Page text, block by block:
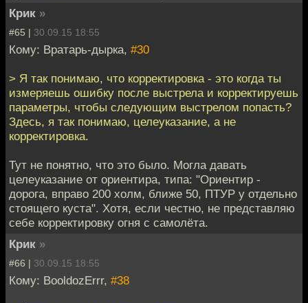
Крик »
#65 | 30.09.15 18:55
Кому: Вратарь-дырка, #30
> Я так понимаю, что корректировка - это когда ты
измеряешь ошибку после выстрела и корректируешь
параметры, чтобы следующим выстрелом попасть?
Здесь, я так понимаю, целеуказание, а не
корректировка.
Тут не понятно, что это было. Могла давать
целеуказание от ориентира, типа: "Ориентир -
дорога, вправо 200 холм, ближе 50, ПТУР у отдельно
стоящего куста". Хотя, если честно, не представляю
себе корректировку огня с самолёта.
Крик »
#66 | 30.09.15 18:55
Кому: BooldozErrr, #38